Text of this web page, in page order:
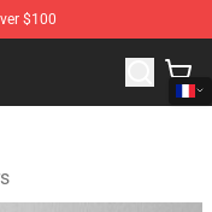
$100
Long Dark